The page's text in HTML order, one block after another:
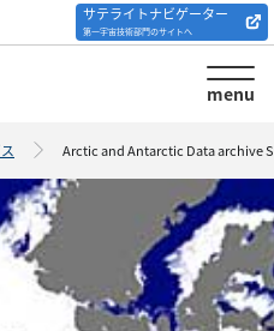
サテライトナビゲーター
第一宇宙技術部門のサイトへ
menu
解析ツール/サイトの
紹介
Arctic and Antarctic Data archive